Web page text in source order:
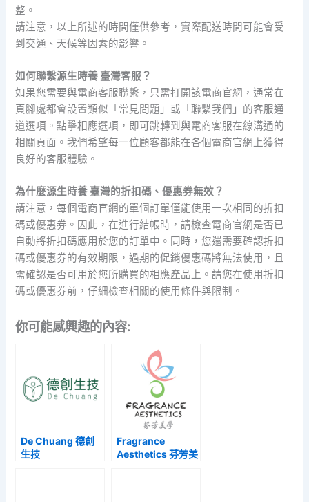
整。
請注意，以上所述的時間僅供參考，實際配送時間可能會受
到交通、天候等因素的影響。
如何聯繫源生時養 臺灣客服？
如果您需要與電商客服聯繫，只需打開該電商官網，通常在
頁腳處都會設置類似「常見問題」或「聯繫我們」的客服通
道選項。點擊相應選項，即可跳轉到與電商客服在線溝通的
相關頁面。我們希望每一位顧客都能在各個電商官網上獲得
良好的客服體驗。
為什麼源生時養 臺灣的折扣碼、優惠券無效？
請注意，每個電商官網的單個訂單僅能使用一次相同的折扣
碼或優惠券。因此，在進行結帳時，請檢查電商官網是否已
自動將折扣碼應用於您的訂單中。同時，您還需要確認折扣
碼或優惠券的有效期限，過期的促銷優惠碼將無法使用，且
需確認是否可用於您所購買的相應產品上。請您在使用折扣
碼或優惠券前，仔細檢查相關的使用條件與限制。
你可能感興趣的內容:
De Chuang 德創
生技
Fragrance
Aesthetics 芬芳美